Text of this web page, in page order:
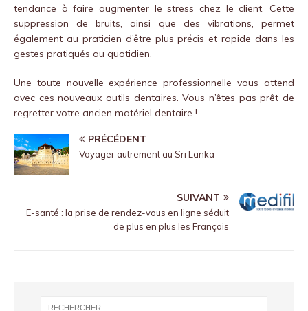
tendance à faire augmenter le stress chez le client. Cette
suppression de bruits, ainsi que des vibrations, permet
également au praticien d’être plus précis et rapide dans les
gestes pratiqués au quotidien.
Une toute nouvelle expérience professionnelle vous attend
avec ces nouveaux outils dentaires. Vous n’êtes pas prêt de
regretter votre ancien matériel dentaire !
PRÉCÉDENT
Voyager autrement au Sri Lanka
SUIVANT
E-santé : la prise de rendez-vous en ligne séduit
de plus en plus les Français